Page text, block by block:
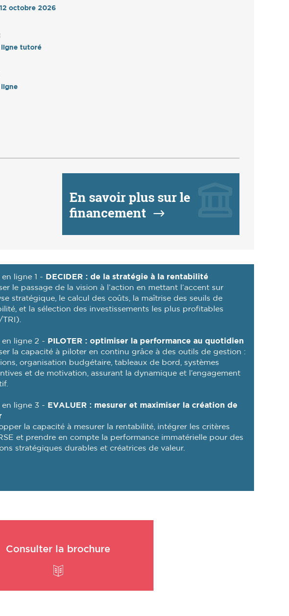
octobre 2026
ligne tutoré
ligne
En savoir plus sur le
financement
en ligne 1 - DECIDER : de la stratégie à la rentabilité
le passage de la vision à l’action en mettant l’accent sur
stratégique, le calcul des coûts, la maîtrise des seuils de
et la sélection des investissements les plus profitables
en ligne 2 - PILOTER : optimiser la performance au quotidien
la capacité à piloter en continu grâce à des outils de gestion :
organisation budgétaire, tableaux de bord, systèmes
et de motivation, assurant la dynamique et l’engagement
en ligne 3 - EVALUER : mesurer et maximiser la création de
la capacité à mesurer la rentabilité, intégrer les critères
et prendre en compte la performance immatérielle pour des
stratégiques durables et créatrices de valeur.
Consulter la brochure